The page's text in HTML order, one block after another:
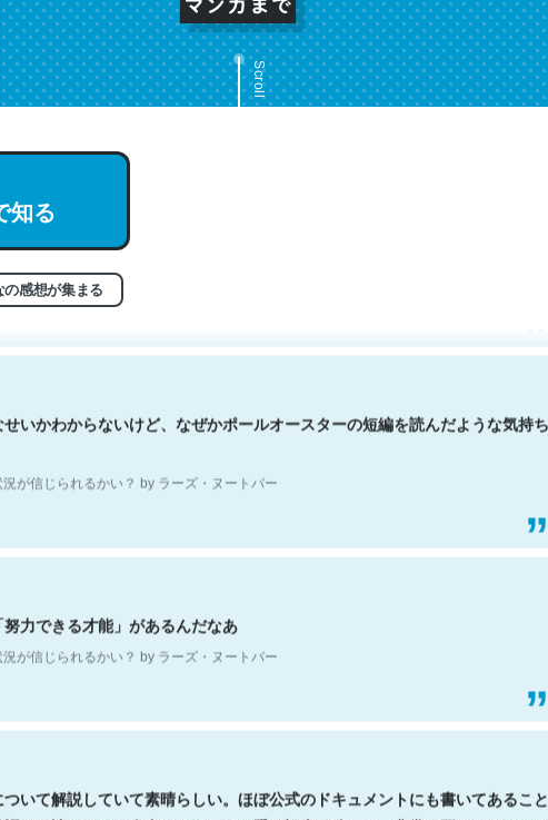
Scroll
知る
感想が集まる
。彼はとてもクレバーなんだろうなと凄く思う。英語少しでも読める人は原文
自分はこの流れ好き。Let’s Fucking Go. Then Covid hit. Shit.
せいかわからないけど、なぜかポールオースターの短編を読んだような気持ち
が信じられるかい？ by ラーズ・ヌートバー
努力できる才能」があるんだなあ
が信じられるかい？ by ラーズ・ヌートバー
ついて解説していて素晴らしい。ほぼ公式のドキュメントにも書いてあること
語だと読んでない人多いよね。この手の記事に珍しく、非常に正しくてわかり